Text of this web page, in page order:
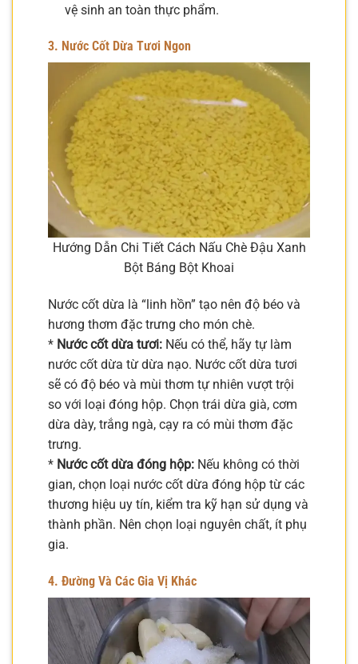
vệ sinh an toàn thực phẩm.
3. Nước Cốt Dừa Tươi Ngon
Hướng Dẫn Chi Tiết Cách Nấu Chè Đậu Xanh
Bột Báng Bột Khoai
Nước cốt dừa là “linh hồn” tạo nên độ béo và
hương thơm đặc trưng cho món chè.
* Nước cốt dừa tươi: Nếu có thể, hãy tự làm
nước cốt dừa từ dừa nạo. Nước cốt dừa tươi
sẽ có độ béo và mùi thơm tự nhiên vượt trội
so với loại đóng hộp. Chọn trái dừa già, cơm
dừa dày, trắng ngà, cạy ra có mùi thơm đặc
trưng.
* Nước cốt dừa đóng hộp: Nếu không có thời
gian, chọn loại nước cốt dừa đóng hộp từ các
thương hiệu uy tín, kiểm tra kỹ hạn sử dụng và
thành phần. Nên chọn loại nguyên chất, ít phụ
gia.
4. Đường Và Các Gia Vị Khác